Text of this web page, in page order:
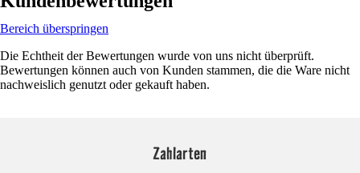
Bereich überspringen
Die Echtheit der Bewertungen wurde von uns nicht überprüft.
Bewertungen können auch von Kunden stammen, die die Ware nicht
nachweislich genutzt oder gekauft haben.
Zahlarten